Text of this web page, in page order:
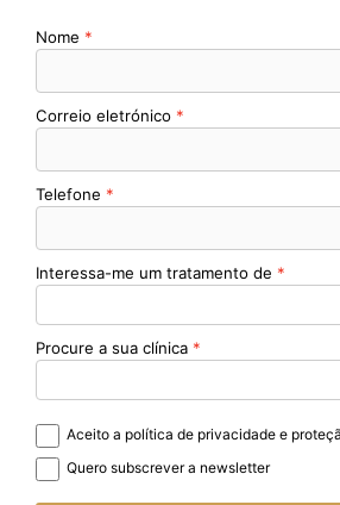
Nome
Correio eletrónico
Telefone
Interessa-me um tratamento de
Procure a sua clínica
Aceito a política de privacidade e
Quero subscrever a newsletter